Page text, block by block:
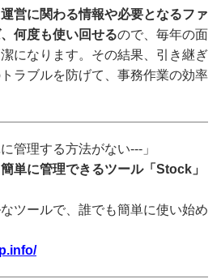
営に関わる情報や必要となるファ
何度も使い回せるので、毎年の面
になります。その結果、引き継ぎ
ラブルを防げて、事務作業の効率
管理する方法がない---」
単に管理できるツール「Stock」
ツールで、誰でも簡単に使い始め